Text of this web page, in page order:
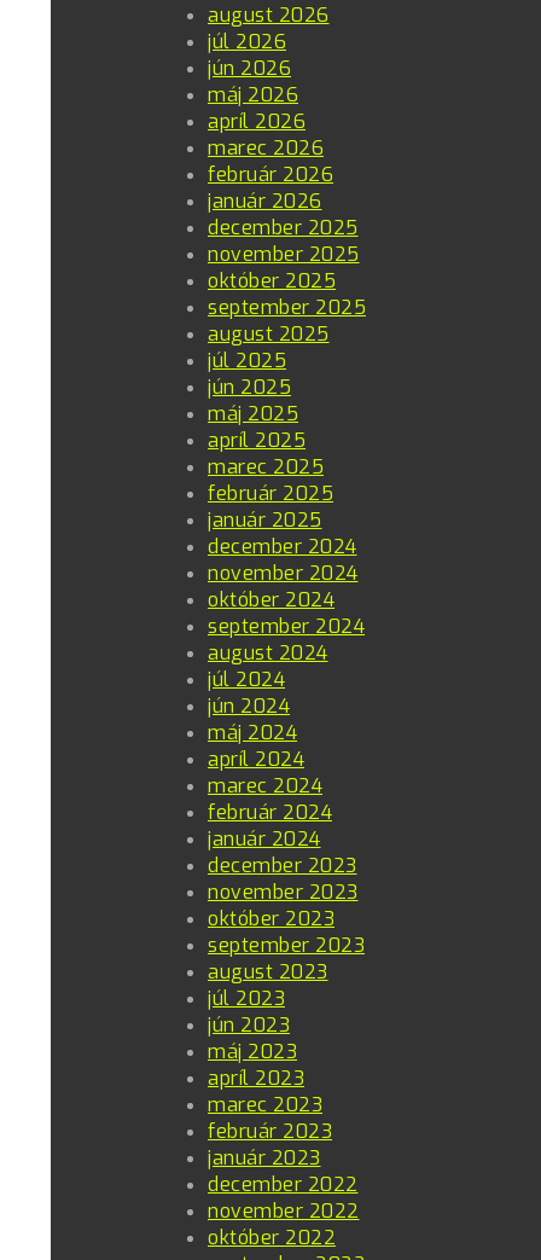
august 2026
júl 2026
jún 2026
máj 2026
apríl 2026
marec 2026
február 2026
január 2026
december 2025
november 2025
október 2025
september 2025
august 2025
júl 2025
jún 2025
máj 2025
apríl 2025
marec 2025
február 2025
január 2025
december 2024
november 2024
október 2024
september 2024
august 2024
júl 2024
jún 2024
máj 2024
apríl 2024
marec 2024
február 2024
január 2024
december 2023
november 2023
október 2023
september 2023
august 2023
júl 2023
jún 2023
máj 2023
apríl 2023
marec 2023
február 2023
január 2023
december 2022
november 2022
október 2022